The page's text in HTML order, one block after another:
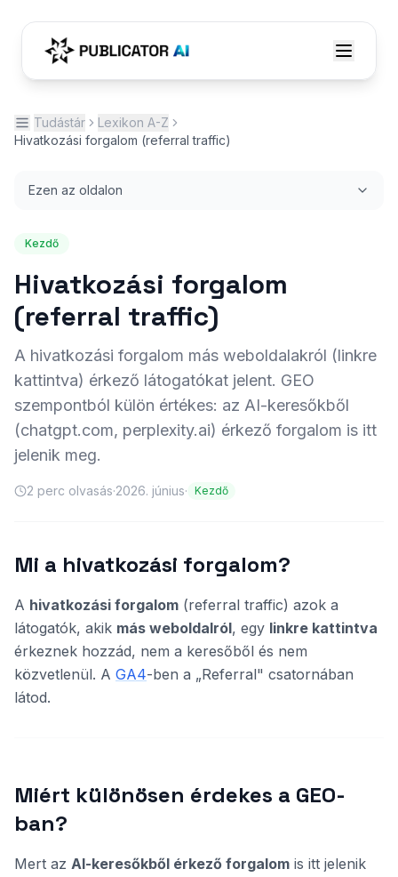
Tudástár
Lexikon A-Z
Hivatkozási forgalom (referral traffic)
Ezen az oldalon
Kezdő
Hivatkozási forgalom
(referral traffic)
A hivatkozási forgalom más weboldalakról (linkre
kattintva) érkező látogatókat jelent. GEO
szempontból külön értékes: az AI-keresőkből
(chatgpt.com, perplexity.ai) érkező forgalom is itt
jelenik meg.
2 perc olvasás·2026. június· Kezdő
Mi a hivatkozási forgalom?
A hivatkozási forgalom (referral traffic) azok a
látogatók, akik más weboldalról, egy linkre kattintva
érkeznek hozzád, nem a keresőből és nem
közvetlenül. A GA4-ben a „Referral" csatornában
látod.
Miért különösen érdekes a GEO-
ban?
Mert az AI-keresőkből érkező forgalom is itt jelenik